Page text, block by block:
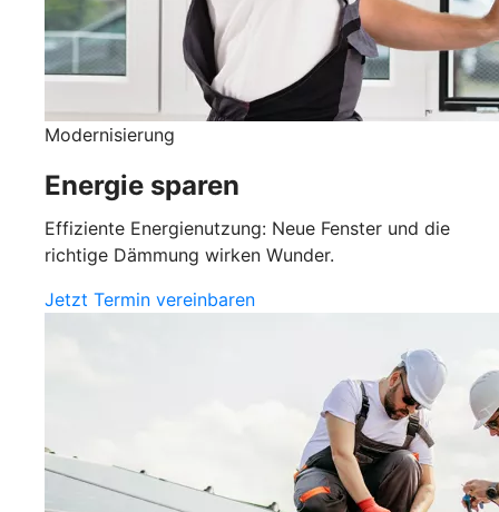
Modernisierung
Energie sparen
Effiziente Energienutzung: Neue Fenster und die
richtige Dämmung wirken Wunder.
Jetzt Termin vereinbaren